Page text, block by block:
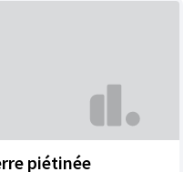
piétinée